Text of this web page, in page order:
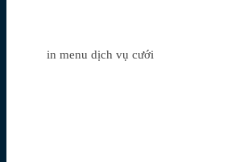
in menu dịch vụ cưới